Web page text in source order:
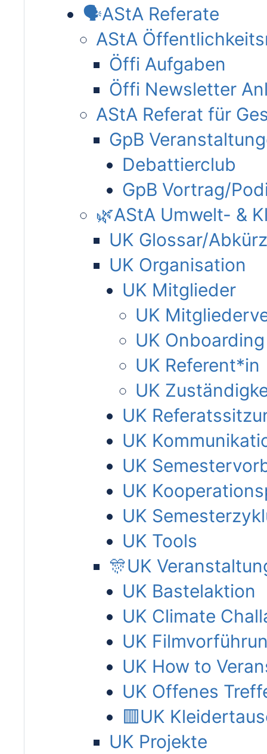
🗣AStA Referate
AStA
Öffi Aufgaben
Öffi Newsletter
AStA Referat für
GpB
Debattierclub
GpB Vortrag/
🌿AStA Umwelt- &
UK Glossar/
UK Organisation
UK Mitglieder
UK
UK Onboarding
UK Referent*in
UK
UK
UK
UK
UK
UK
UK Tools
🎊UK
UK Bastelaktion
UK Climate
UK
UK How to
UK Offenes
🟥UK
UK Projekte